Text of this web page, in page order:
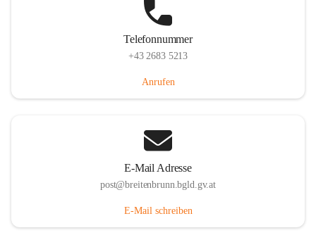
Telefonnummer
+43 2683 5213
Anrufen
E-Mail Adresse
post@breitenbrunn.bgld.gv.at
E-Mail schreiben